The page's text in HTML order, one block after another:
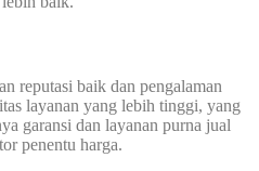
reputasi baik dan pengalaman
layanan yang lebih tinggi, yang
garansi dan layanan purna jual
penentu harga.